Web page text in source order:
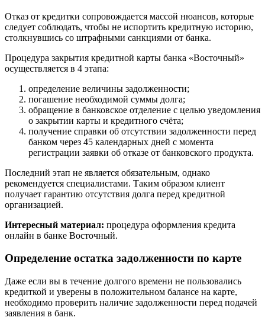
Отказ от кредитки сопровождается массой нюансов, которые
следует соблюдать, чтобы не испортить кредитную историю,
столкнувшись со штрафными санкциями от банка.
Процедура закрытия кредитной карты банка «Восточный»
осуществляется в 4 этапа:
определение величины задолженности;
погашение необходимой суммы долга;
обращение в банковское отделение с целью уведомления
о закрытии карты и кредитного счёта;
получение справки об отсутствии задолженности перед
банком через 45 календарных дней с момента
регистрации заявки об отказе от банковского продукта.
Последний этап не является обязательным, однако
рекомендуется специалистами. Таким образом клиент
получает гарантию отсутствия долга перед кредитной
организацией.
Интересный материал: процедура оформления кредита
онлайн в банке Восточный.
Определение остатка задолженности по карте
Даже если вы в течение долгого времени не пользовались
кредиткой и уверены в положительном балансе на карте,
необходимо проверить наличие задолженности перед подачей
заявления в банк.